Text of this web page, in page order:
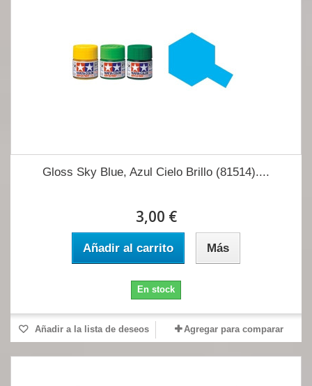
Gloss Sky Blue, Azul Cielo Brillo (81514)....
3,00 €
Añadir al carrito Más
En stock
Añadir a la lista de deseos Agregar para comparar